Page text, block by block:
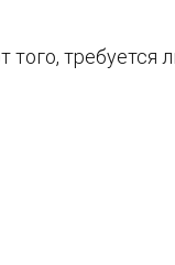
требуется